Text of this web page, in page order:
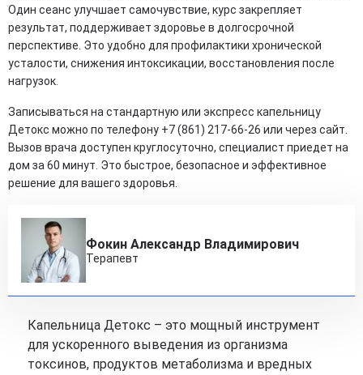
Один сеанс улучшает самочувствие, курс закрепляет
результат, поддерживает здоровье в долгосрочной
перспективе. Это удобно для профилактики хронической
усталости, снижения интоксикации, восстановления после
нагрузок.
Записываться на стандартную или экспресс капельницу
Детокс можно по телефону +7 (861) 217-66-26 или через сайт.
Вызов врача доступен круглосуточно, специалист приедет на
дом за 60 минут. Это быстрое, безопасное и эффективное
решение для вашего здоровья.
Фокин Александр Владимирович
Терапевт
Капельница Детокс – это мощный инструмент
для ускоренного выведения из организма
токсинов, продуктов метаболизма и вредных